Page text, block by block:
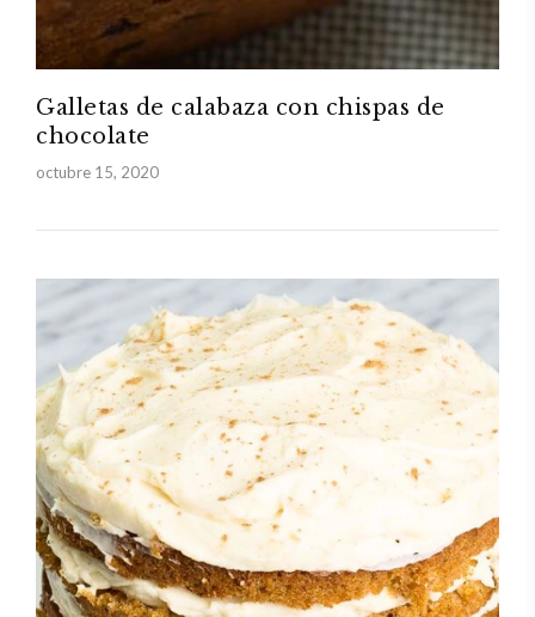
Galletas de calabaza con chispas de
chocolate
octubre 15, 2020